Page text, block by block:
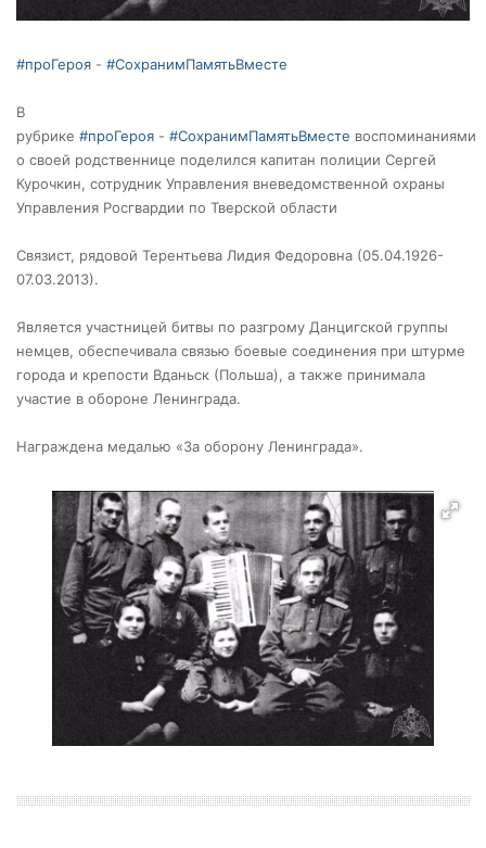
#проГероя - #СохранимПамятьВместе
В
рубрике #проГероя - #СохранимПамятьВместе воспоминаниями
о своей родственнице поделился капитан полиции Сергей
Курочкин, сотрудник Управления вневедомственной охраны
Управления Росгвардии по Тверской области
Связист, рядовой Терентьева Лидия Федоровна (05.04.1926-
07.03.2013).
Является участницей битвы по разгрому Данцигской группы
немцев, обеспечивала связью боевые соединения при штурме
города и крепости Вданьск (Польша), а также принимала
участие в обороне Ленинграда.
Награждена медалью «За оборону Ленинграда».